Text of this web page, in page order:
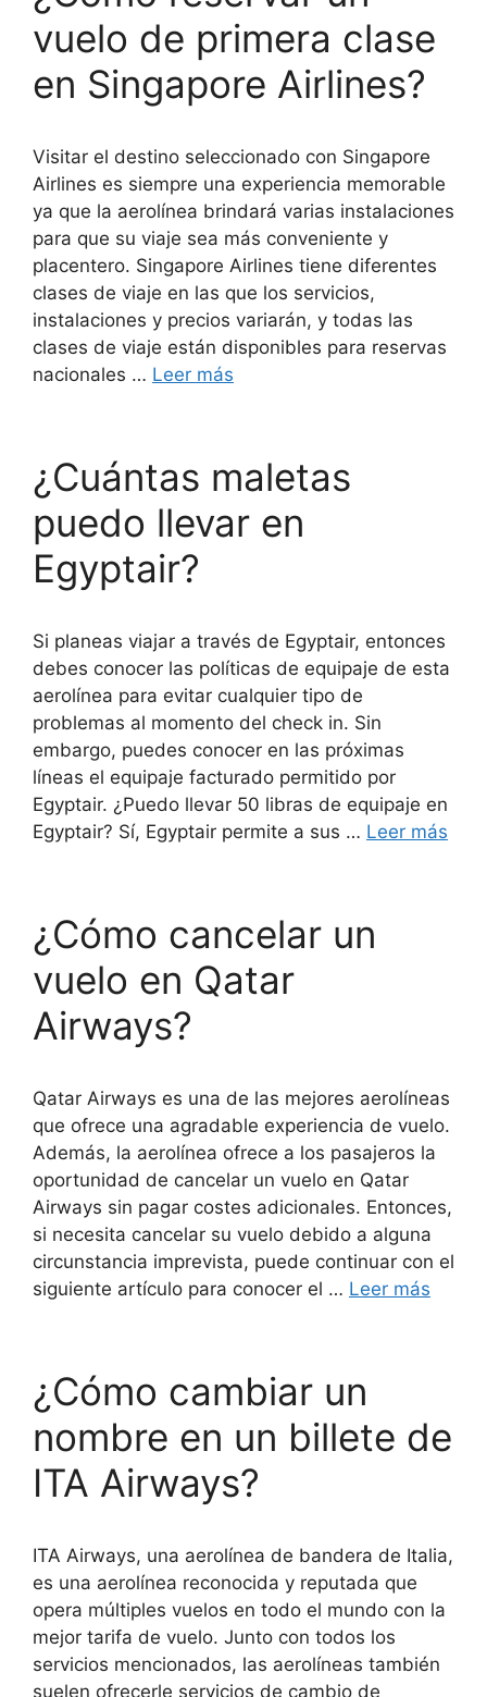
vuelo de primera clase
en Singapore Airlines?
Visitar el destino seleccionado con Singapore
Airlines es siempre una experiencia memorable
ya que la aerolínea brindará varias instalaciones
para que su viaje sea más conveniente y
placentero. Singapore Airlines tiene diferentes
clases de viaje en las que los servicios,
instalaciones y precios variarán, y todas las
clases de viaje están disponibles para reservas
nacionales … Leer más
¿Cuántas maletas
puedo llevar en
Egyptair?
Si planeas viajar a través de Egyptair, entonces
debes conocer las políticas de equipaje de esta
aerolínea para evitar cualquier tipo de
problemas al momento del check in. Sin
embargo, puedes conocer en las próximas
líneas el equipaje facturado permitido por
Egyptair. ¿Puedo llevar 50 libras de equipaje en
Egyptair? Sí, Egyptair permite a sus … Leer más
¿Cómo cancelar un
vuelo en Qatar
Airways?
Qatar Airways es una de las mejores aerolíneas
que ofrece una agradable experiencia de vuelo.
Además, la aerolínea ofrece a los pasajeros la
oportunidad de cancelar un vuelo en Qatar
Airways sin pagar costes adicionales. Entonces,
si necesita cancelar su vuelo debido a alguna
circunstancia imprevista, puede continuar con el
siguiente artículo para conocer el … Leer más
¿Cómo cambiar un
nombre en un billete de
ITA Airways?
ITA Airways, una aerolínea de bandera de Italia,
es una aerolínea reconocida y reputada que
opera múltiples vuelos en todo el mundo con la
mejor tarifa de vuelo. Junto con todos los
servicios mencionados, las aerolíneas también
suelen ofrecerle servicios de cambio de